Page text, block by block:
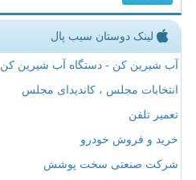
لینک دوستان سیب پال
آب شیرین کن - دستگاه آب شیرین کن
انتخابات مجلس ، کاندیدای مجلس
تعمیر تلفن
خرید و فروش خودرو
شرکت صنعتی سخت پوشش